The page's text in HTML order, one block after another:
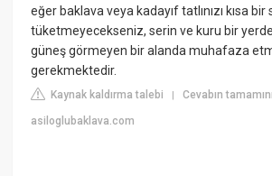
eğer baklava veya kadayıf tatlınızı kısa
tüketmeyecekseniz, serin ve kuru bir
güneş görmeyen bir alanda muhafaza
gerekmektedir.
Kaynak kaldırma talebi |Cevabın
asiloglubaklava.com